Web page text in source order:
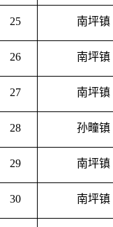
25 南坪镇
26 南坪镇
27 南坪镇
28 孙疃镇
29 南坪镇
30 南坪镇